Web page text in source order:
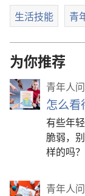
生活技能 青
为你推荐
青年人问
怎么看
有些年
脆弱，
样的吗？
青年人问